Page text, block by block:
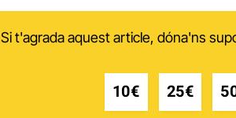
Si t'agrada aquest article, dóna'ns
10€ 25€